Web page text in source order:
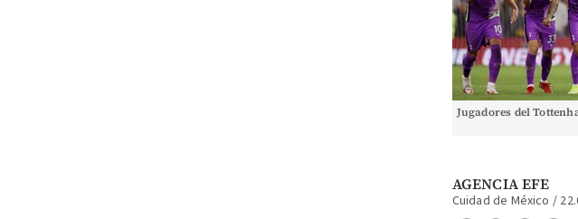
Jugadores del
AGENCIA EFE
Cuidad de México /